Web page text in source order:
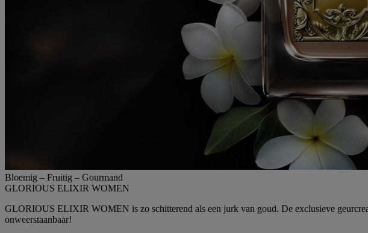
Bloemig – Fruitig – Gourmand
GLORIOUS ELIXIR WOMEN
GLORIOUS ELIXIR WOMEN is zo schitterend als een jurk van goud. De exclusieve
onweerstaanbaar!